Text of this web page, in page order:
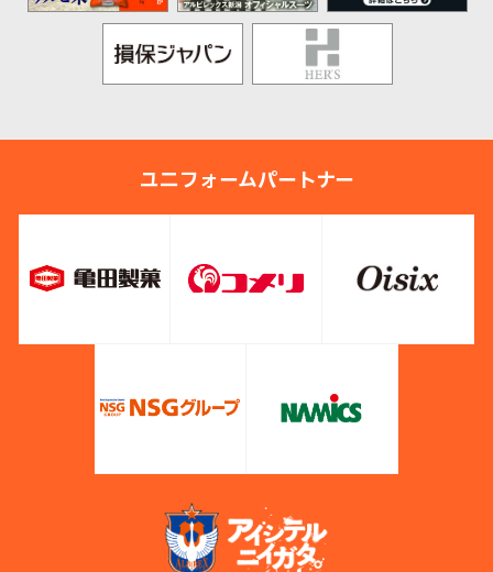
ユニフォームパートナー